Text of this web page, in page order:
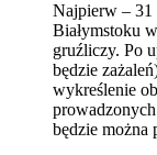
Najpierw – 31
Białymstoku
gruźliczy. Po
będzie
wykreślenie
będzie można